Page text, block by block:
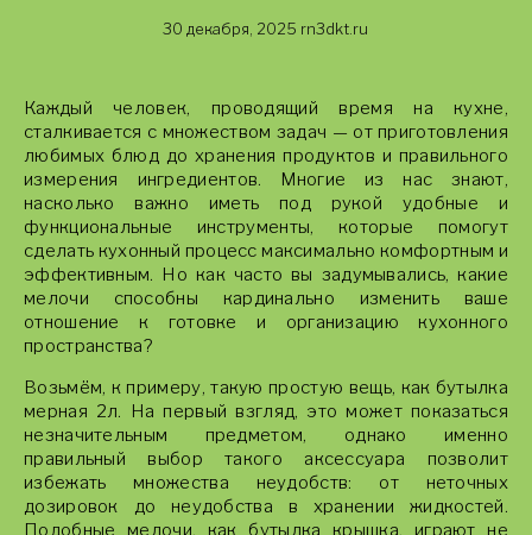
30 декабря, 2025 rn3dkt.ru
Каждый человек, проводящий время на кухне,
сталкивается с множеством задач — от приготовления
любимых блюд до хранения продуктов и правильного
измерения ингредиентов. Многие из нас знают,
насколько важно иметь под рукой удобные и
функциональные инструменты, которые помогут
сделать кухонный процесс максимально комфортным и
эффективным. Но как часто вы задумывались, какие
мелочи способны кардинально изменить ваше
отношение к готовке и организацию кухонного
пространства?
Возьмём, к примеру, такую простую вещь, как бутылка
мерная 2л. На первый взгляд, это может показаться
незначительным предметом, однако именно
правильный выбор такого аксессуара позволит
избежать множества неудобств: от неточных
дозировок до неудобства в хранении жидкостей.
Подобные мелочи, как бутылка крышка, играют не